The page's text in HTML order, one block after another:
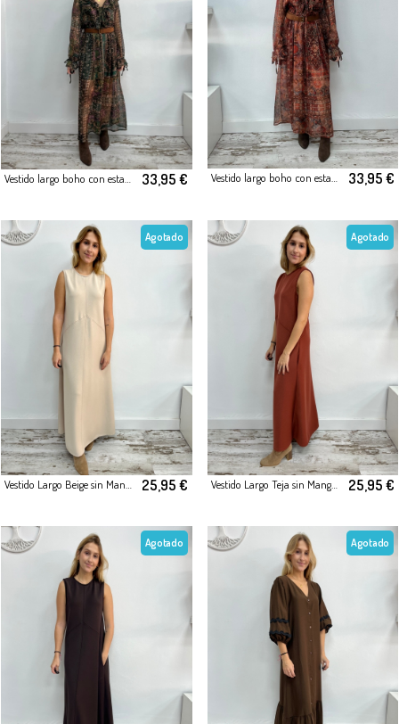
33,95 € Vestido largo boho con estampado étnico 33,95 €
Agotado
25,95 €
Agotado
Vestido Largo Teja sin Mangas 25,95 €
Agotado Agotado